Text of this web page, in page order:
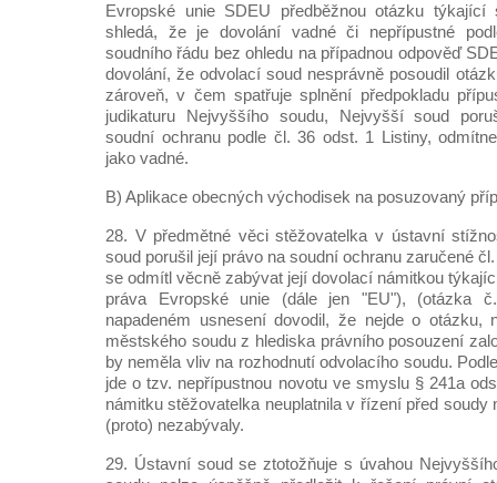
Evropské unie SDEU předběžnou otázku
shledá, že je dovolání vadné či nepřípustné
soudního řádu bez ohledu na případnou odpověď
dovolání, že odvolací soud nesprávně posoudil
zároveň, v čem spatřuje splnění předpokladu
judikaturu Nejvyššího soudu, Nejvyšší soud
soudní ochranu podle čl. 36 odst. 1 Listiny,
jako vadné.
B) Aplikace obecných východisek na posuzovaný
28. V předmětné věci stěžovatelka v ústavní
soud porušil její právo na soudní ochranu zaručené
se odmítl věcně zabývat její dovolací námitkou
práva Evropské unie (dále jen "EU"), (otázka
napadeném usnesení dovodil, že nejde o
městského soudu z hlediska právního posouzení
by neměla vliv na rozhodnutí odvolacího soudu.
jde o tzv. nepřípustnou novotu ve smyslu § 241a
námitku stěžovatelka neuplatnila v řízení před
(proto) nezabývaly.
29. Ústavní soud se ztotožňuje s úvahou